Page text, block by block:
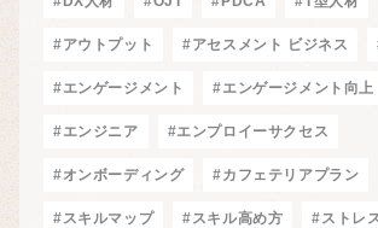
#アウトプット #アセスメント ビジネス
#エンゲージメント #エンゲージメント向上
#エンジニア #エンプロイーサクセス
#オンボーディング #カフェテリアプラン
#スキルマップ #スキル高め方 #ストレ